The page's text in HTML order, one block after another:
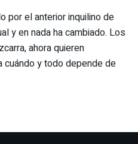
por el anterior inquilino de
y en nada ha cambiado. Los
ahora quieren
cuándo y todo depende de